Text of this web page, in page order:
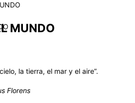
MUNDO
la tierra, el mar y el aire”.
Florens